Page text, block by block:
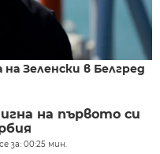
Зеленски в Белгред
на първото си
за: 00:25 мин.